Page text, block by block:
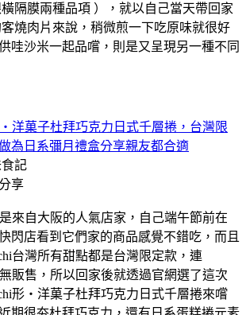
隔膜兩種品項 ），就以自己當天帶回家
燒肉片來說，稍微煎一下吃原味就很好
哇沙米一起品嚐，則是又呈現另一種不同
‧洋菓子杜拜巧克力日式千層捲，台灣限
為日系彌月禮盒分享親友都合適
記
來自大阪的人氣店家，自己端午節前在
閃店看到它們家的商品感覺不錯吃，而且
台灣所有甜點都是台灣限定款，連
販售，所以回家後就透過官網選了這次
形‧洋菓子杜拜巧克力日式千層捲來嚐